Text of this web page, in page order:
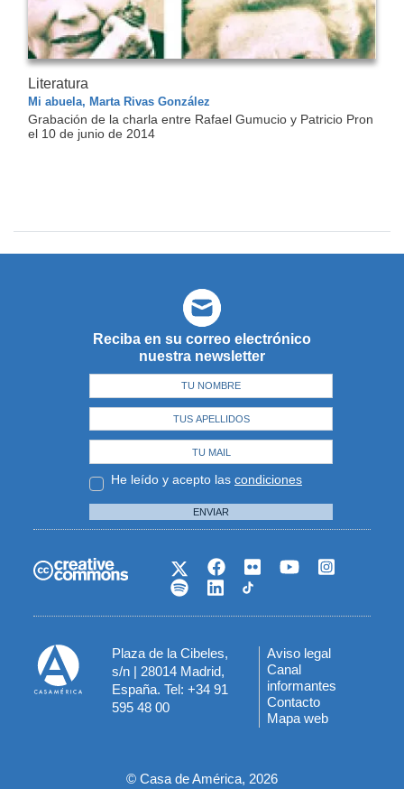
Literatura
Mi abuela, Marta Rivas González
Grabación de la charla entre Rafael Gumucio y Patricio Pron
el 10 de junio de 2014
Reciba en su correo electrónico
nuestra newsletter
He leído y acepto las condiciones
ENVIAR
Plaza de la Cibeles,
s/n | 28014 Madrid,
España. Tel: +34 91
595 48 00
Menú
del
pie
Aviso legal
Canal
informantes
Contacto
Mapa web
© Casa de América, 2026